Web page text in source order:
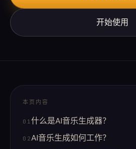
开始使用
本页内容
01什么是AI音乐生成器？
02AI音乐生成如何工作？